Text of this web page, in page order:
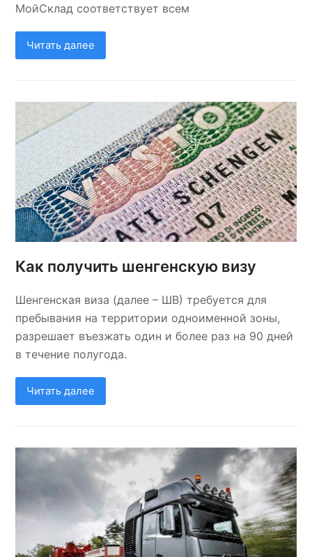
МойСклад соответствует всем
Читать далее
Как получить шенгенскую визу
Шенгенская виза (далее – ШВ) требуется для
пребывания на территории одноименной зоны,
разрешает въезжать один и более раз на 90 дней
в течение полугода.
Читать далее